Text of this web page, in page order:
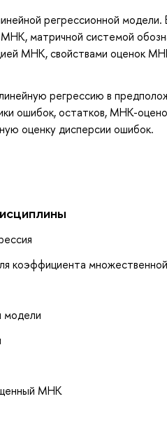
регрессионной
матричной системой
МНК, свойствами оценок
регрессию в
ошибок, остатков, МНК-
оценку дисперсии ошибок.
коэффициента
модели
МНК